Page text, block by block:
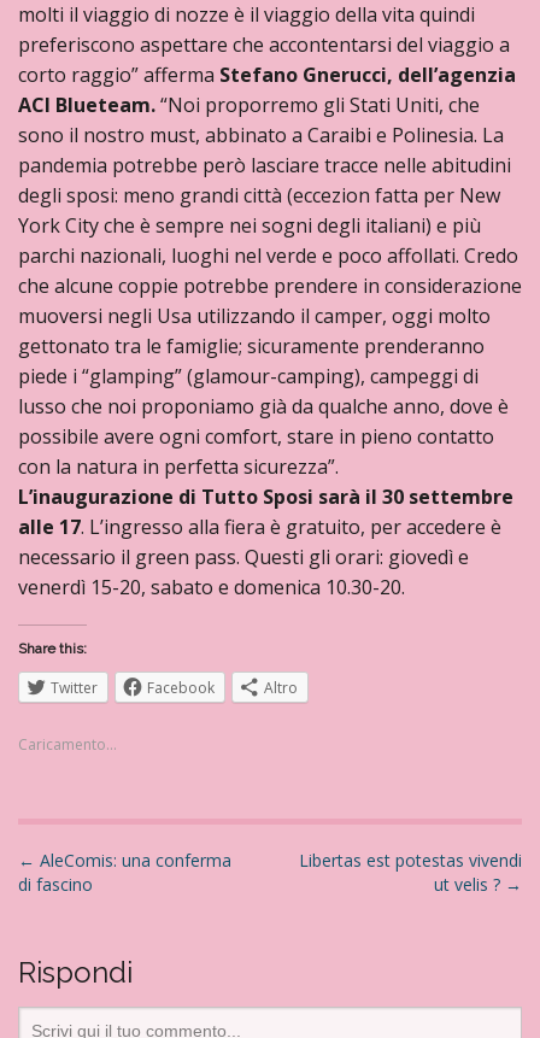
molti il viaggio di nozze è il viaggio della vita quindi
preferiscono aspettare che accontentarsi del viaggio a
corto raggio” afferma Stefano Gnerucci, dell’agenzia
ACI Blueteam.“Noi proporremo gli Stati Uniti, che
sono il nostro must, abbinato a Caraibi e Polinesia. La
pandemia potrebbe però lasciare tracce nelle abitudini
degli sposi: meno grandi città (eccezion fatta per New
York City che è sempre nei sogni degli italiani) e più
parchi nazionali, luoghi nel verde e poco affollati. Credo
che alcune coppie potrebbe prendere in considerazione
muoversi negli Usa utilizzando il camper, oggi molto
gettonato tra le famiglie; sicuramente prenderanno
piede i “glamping” (glamour-camping), campeggi di
lusso che noi proponiamo già da qualche anno, dove è
possibile avere ogni comfort, stare in pieno contatto
con la natura in perfetta sicurezza”.
L’inaugurazione di Tutto Sposi sarà il 30 settembre
alle 17. L’ingresso alla fiera è gratuito, per accedere è
necessario il green pass. Questi gli orari: giovedì e
venerdì 15-20, sabato e domenica 10.30-20.
Share this:
Twitter Facebook Altro
Caricamento...
N
a
i
g
a
← AleComis: una conferma
di fascino
Libertas est potestas vivendi
ut velis ? →
Rispondi